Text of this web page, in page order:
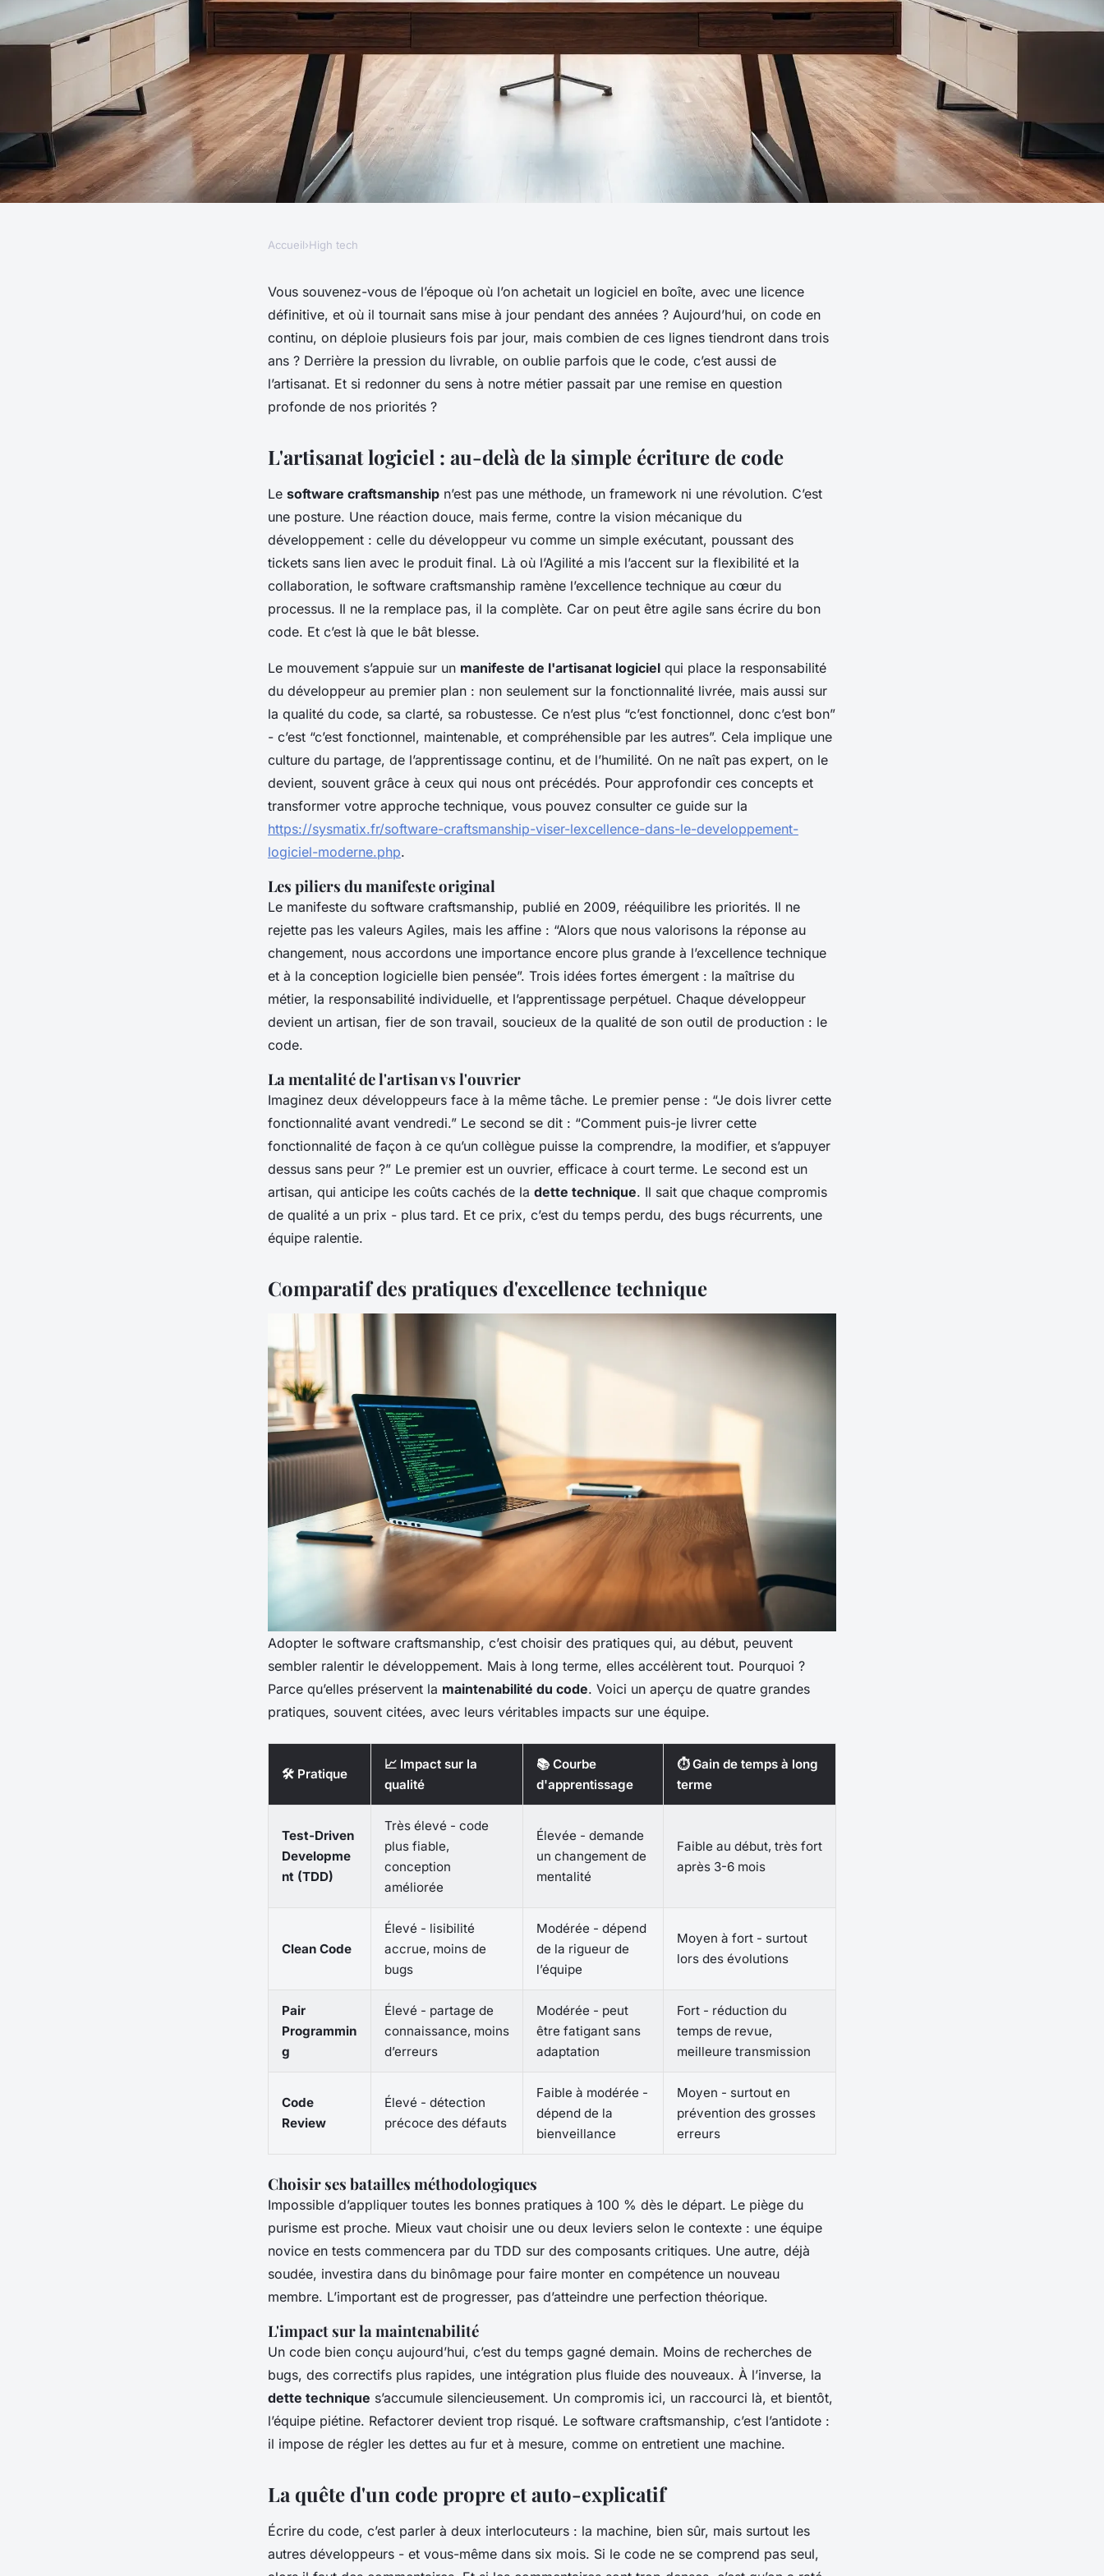
5 clés pour atteindre l'excellence en
développement logiciel
Accueil›High tech
Vous souvenez-vous de l’époque où l’on achetait un logiciel en boîte, avec une licence
définitive, et où il tournait sans mise à jour pendant des années ? Aujourd’hui, on code en
continu, on déploie plusieurs fois par jour, mais combien de ces lignes tiendront dans trois
ans ? Derrière la pression du livrable, on oublie parfois que le code, c’est aussi de
l’artisanat. Et si redonner du sens à notre métier passait par une remise en question
profonde de nos priorités ?
L'artisanat logiciel : au-delà de la simple écriture de code
Le software craftsmanship n’est pas une méthode, un framework ni une révolution. C’est
une posture. Une réaction douce, mais ferme, contre la vision mécanique du
développement : celle du développeur vu comme un simple exécutant, poussant des
tickets sans lien avec le produit final. Là où l’Agilité a mis l’accent sur la flexibilité et la
collaboration, le software craftsmanship ramène l’excellence technique au cœur du
processus. Il ne la remplace pas, il la complète. Car on peut être agile sans écrire du bon
code. Et c’est là que le bât blesse.
Le mouvement s’appuie sur un manifeste de l'artisanat logiciel qui place la responsabilité
du développeur au premier plan : non seulement sur la fonctionnalité livrée, mais aussi sur
la qualité du code, sa clarté, sa robustesse. Ce n’est plus “c’est fonctionnel, donc c’est bon”
- c’est “c’est fonctionnel, maintenable, et compréhensible par les autres”. Cela implique une
culture du partage, de l’apprentissage continu, et de l’humilité. On ne naît pas expert, on le
devient, souvent grâce à ceux qui nous ont précédés. Pour approfondir ces concepts et
transformer votre approche technique, vous pouvez consulter ce guide sur la
https://sysmatix.fr/software-craftsmanship-viser-lexcellence-dans-le-developpement-
logiciel-moderne.php.
Les piliers du manifeste original
Le manifeste du software craftsmanship, publié en 2009, rééquilibre les priorités. Il ne
rejette pas les valeurs Agiles, mais les affine : “Alors que nous valorisons la réponse au
changement, nous accordons une importance encore plus grande à l’excellence technique
et à la conception logicielle bien pensée”. Trois idées fortes émergent : la maîtrise du
métier, la responsabilité individuelle, et l’apprentissage perpétuel. Chaque développeur
devient un artisan, fier de son travail, soucieux de la qualité de son outil de production : le
code.
La mentalité de l'artisan vs l'ouvrier
Imaginez deux développeurs face à la même tâche. Le premier pense : “Je dois livrer cette
fonctionnalité avant vendredi.” Le second se dit : “Comment puis-je livrer cette
fonctionnalité de façon à ce qu’un collègue puisse la comprendre, la modifier, et s’appuyer
dessus sans peur ?” Le premier est un ouvrier, efficace à court terme. Le second est un
artisan, qui anticipe les coûts cachés de la dette technique. Il sait que chaque compromis
de qualité a un prix - plus tard. Et ce prix, c’est du temps perdu, des bugs récurrents, une
équipe ralentie.
Comparatif des pratiques d'excellence technique
Adopter le software craftsmanship, c’est choisir des pratiques qui, au début, peuvent
sembler ralentir le développement. Mais à long terme, elles accélèrent tout. Pourquoi ?
Parce qu’elles préservent la maintenabilité du code. Voici un aperçu de quatre grandes
pratiques, souvent citées, avec leurs véritables impacts sur une équipe.
🛠️ Pratique
📈 Impact sur la
qualité
📚 Courbe
d'apprentissage
⏱️ Gain de temps à long
terme
Test-Driven
Developme
nt (TDD)
Très élevé - code
plus fiable,
conception
améliorée
Élevée - demande
un changement de
mentalité
Faible au début, très fort
après 3-6 mois
Clean Code
Élevé - lisibilité
accrue, moins de
bugs
Modérée - dépend
de la rigueur de
l’équipe
Moyen à fort - surtout
lors des évolutions
Pair
Programmin
g
Élevé - partage de
connaissance, moins
d’erreurs
Modérée - peut
être fatigant sans
adaptation
Fort - réduction du
temps de revue,
meilleure transmission
Code
Review
Élevé - détection
précoce des défauts
Faible à modérée -
dépend de la
bienveillance
Moyen - surtout en
prévention des grosses
erreurs
Choisir ses batailles méthodologiques
Impossible d’appliquer toutes les bonnes pratiques à 100 % dès le départ. Le piège du
purisme est proche. Mieux vaut choisir une ou deux leviers selon le contexte : une équipe
novice en tests commencera par du TDD sur des composants critiques. Une autre, déjà
soudée, investira dans du binômage pour faire monter en compétence un nouveau
membre. L’important est de progresser, pas d’atteindre une perfection théorique.
L'impact sur la maintenabilité
Un code bien conçu aujourd’hui, c’est du temps gagné demain. Moins de recherches de
bugs, des correctifs plus rapides, une intégration plus fluide des nouveaux. À l’inverse, la
dette technique s’accumule silencieusement. Un compromis ici, un raccourci là, et bientôt,
l’équipe piétine. Refactorer devient trop risqué. Le software craftsmanship, c’est l’antidote :
il impose de régler les dettes au fur et à mesure, comme on entretient une machine.
La quête d'un code propre et auto-explicatif
Écrire du code, c’est parler à deux interlocuteurs : la machine, bien sûr, mais surtout les
autres développeurs - et vous-même dans six mois. Si le code ne se comprend pas seul,